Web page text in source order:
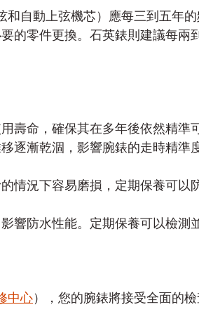
和自動上弦機芯）應每三到五年
的零件更換。石英錶則建議每兩
壽命，確保其在多年後依然精準
逐漸乾涸，影響腕錶的走時精準
情況下容易磨損，定期保養可以
響防水性能。定期保養可以檢測
中心），您的腕錶將接受全面的